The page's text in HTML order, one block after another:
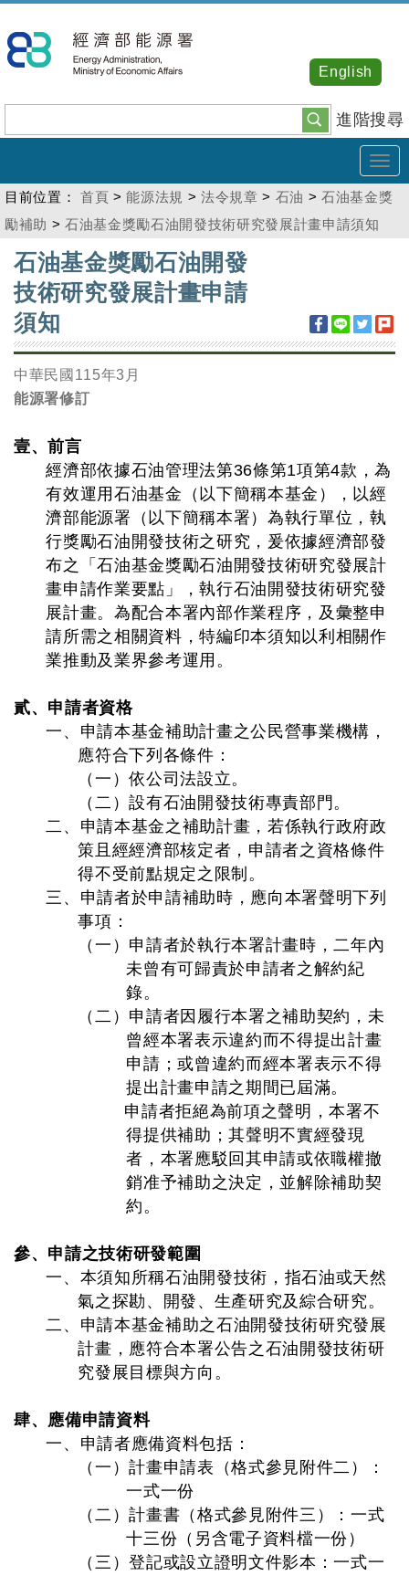
到
主
內
容
進階搜尋
English
目前位置： 首頁 >能源法規 >法令規章 > 石油 >石油基金獎
勵補助 > 石油基金獎勵石油開發技術研究發展計畫申請須知
:::
石油基金獎勵石油開發
技術研究發展計畫申請
須知
中華民國115年3月
能源署修訂
壹、前言
經濟部依據石油管理法第36條第1項第4款，為
有效運用石油基金（以下簡稱本基金），以經
濟部能源署（以下簡稱本署）為執行單位，執
行獎勵石油開發技術之研究，爰依據經濟部發
布之「石油基金獎勵石油開發技術研究發展計
畫申請作業要點」，執行石油開發技術研究發
展計畫。為配合本署內部作業程序，及彙整申
請所需之相關資料，特編印本須知以利相關作
業推動及業界參考運用。
貳、申請者資格
一、申請本基金補助計畫之公民營事業機構，
應符合下列各條件：
（一）依公司法設立。
（二）設有石油開發技術專責部門。
二、申請本基金之補助計畫，若係執行政府政
策且經經濟部核定者，申請者之資格條件
得不受前點規定之限制。
三、申請者於申請補助時，應向本署聲明下列
事項：
（一）申請者於執行本署計畫時，二年內
未曾有可歸責於申請者之解約紀
錄。
（二）申請者因履行本署之補助契約，未
曾經本署表示違約而不得提出計畫
申請；或曾違約而經本署表示不得
提出計畫申請之期間已屆滿。
申請者拒絕為前項之聲明，本署不
得提供補助；其聲明不實經發現
者，本署應駁回其申請或依職權撤
銷准予補助之決定，並解除補助契
約。
參、申請之技術研發範圍
一、本須知所稱石油開發技術，指石油或天然
氣之探勘、開發、生產研究及綜合研究。
二、申請本基金補助之石油開發技術研究發展
計畫，應符合本署公告之石油開發技術研
究發展目標與方向。
肆、應備申請資料
一、申請者應備資料包括：
（一）計畫申請表（格式參見附件二）：
一式一份
（二）計畫書（格式參見附件三）：一式
十三份（另含電子資料檔一份）
（三）登記或設立證明文件影本：一式一